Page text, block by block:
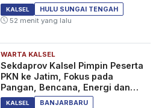
KALSEL
HULU SUNGAI TENGAH
52 menit yang lalu
WARTA KALSEL
Sekdaprov Kalsel Pimpin Peserta
PKN ke Jatim, Fokus pada
Pangan, Bencana, Energi dan
Ekonomi
KALSEL
BANJARBARU